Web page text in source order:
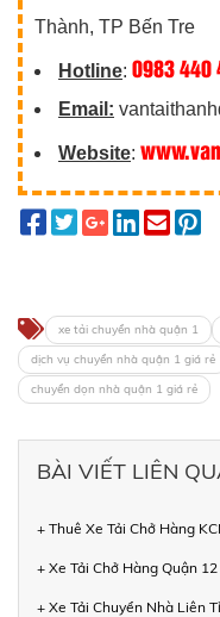
Thành, TP Bến Tre
Hotline: 0983 440
Email:
Website:
xe tải chuyển nhà quận 1
dịch vụ chuyển nhà quận 1 giá rẻ
chuyển dọn nhà quận 1 giá rẻ
BÀI VIẾT LIÊN
+ Thuê Xe Tải Chở Hàng
+ Xe Tải Chở Hàng Quận
+ Xe Tải Chuyển Nhà Liên